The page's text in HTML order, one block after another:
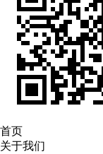
首页
关于我们